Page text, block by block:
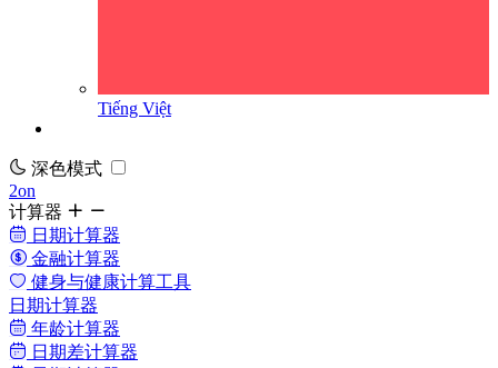
Tiếng Việt
深色模式
2on
计算器
日期计算器
金融计算器
健身与健康计算工具
日期计算器
年龄计算器
日期差计算器